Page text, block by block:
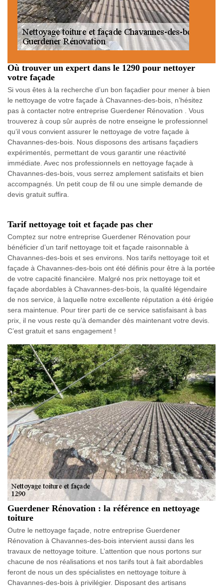
Où trouver un expert dans le 1290 pour nettoyer
votre façade
Si vous êtes à la recherche d’un bon façadier pour mener à bien
le nettoyage de votre façade à Chavannes-des-bois, n’hésitez
pas à contacter notre entreprise Guerdener Rénovation . Vous
trouverez à coup sûr auprès de notre enseigne le professionnel
qu’il vous convient assurer le nettoyage de votre façade à
Chavannes-des-bois. Nous disposons des artisans façadiers
expérimentés, permettant de vous garantir une réactivité
immédiate. Avec nos professionnels en nettoyage façade à
Chavannes-des-bois, vous serrez amplement satisfaits et bien
accompagnés. Un petit coup de fil ou une simple demande de
devis gratuit suffira.
Tarif nettoyage toit et façade pas cher
Comptez sur notre entreprise Guerdener Rénovation pour
bénéficier d’un tarif nettoyage toit et façade raisonnable à
Chavannes-des-bois et ses environs. Nos tarifs nettoyage toit et
façade à Chavannes-des-bois ont été définis pour être à la portée
de votre capacité financière. Malgré nos prix nettoyage toit et
façade abordables à Chavannes-des-bois, la qualité légendaire
de nos service, à laquelle notre excellente réputation a été érigée
sera maintenue. Pour tirer parti de ce service satisfaisant à bas
prix, il ne vous reste qu’à demander dès maintenant votre devis.
C’est gratuit et sans engagement !
Guerdener Rénovation : la référence en nettoyage
toiture
Outre le nettoyage façade, notre entreprise Guerdener
Rénovation à Chavannes-des-bois intervient aussi dans les
travaux de nettoyage toiture. L’attention que nous portons sur
chacune de nos réalisations et nos tarifs tout à fait abordables
feront de nous un des spécialistes en nettoyage toiture à
Chavannes-des-bois à privilégier. Disposant des artisans